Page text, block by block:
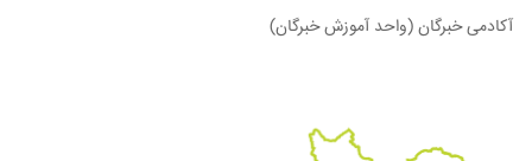
آکادمی خبرگان (واحد آموزش خبرگان)